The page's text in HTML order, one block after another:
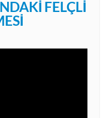
FELÇLI